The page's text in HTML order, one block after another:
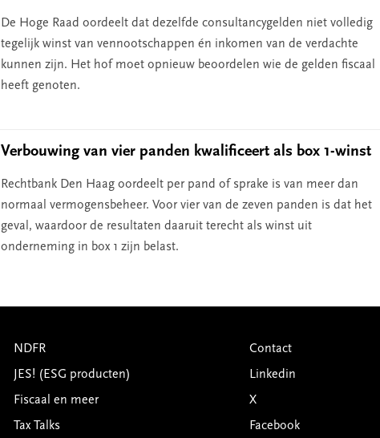
De Hoge Raad oordeelt dat dezelfde consultancygelden niet volledig
tegelijk winst van vennootschappen én inkomen van de verdachte
kunnen zijn. Het hof moet opnieuw beoordelen wie de gelden fiscaal
heeft genoten.
Verbouwing van vier panden kwalificeert als box 1-winst
Rechtbank Den Haag oordeelt per pand of sprake is van meer dan
normaal vermogensbeheer. Voor vier van de zeven panden is dat het
geval, waardoor de resultaten daaruit terecht als winst uit
onderneming in box 1 zijn belast.
NDFR
JES! (ESG producten)
Fiscaal en meer
Tax Talks
Contact
Linkedin
X
Facebook